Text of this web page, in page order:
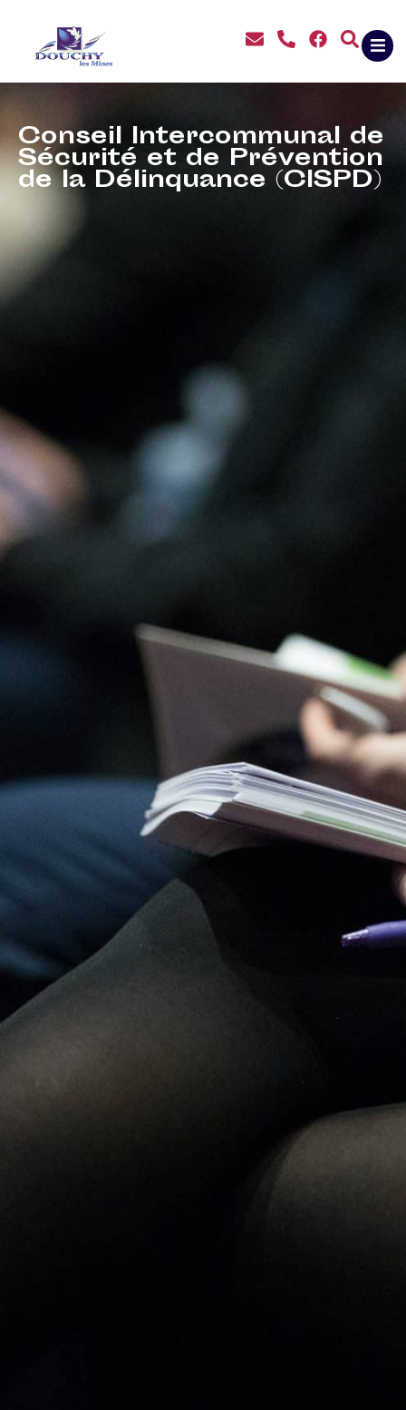
principal
Conseil Intercommunal de
Sécurité et de Prévention
de la Délinquance (CISPD)